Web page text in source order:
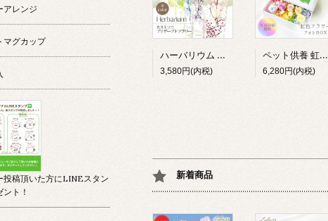
ハーバリウム カスミソウ 8色 プリザーブドフラワー 誕生日 母の日 退職祝い プレゼント ギフト Lulu＊s
3,580円(内税)
ペット供養 虹の彼方 フォトBOX プリザーブドフラワー 写真立て 虹色 お供え お悔やみ メモリアル Lulu＊s
6,280円(内税)
新着商品
アレンジ
マグカップ
投稿頂いた方にLINEスタン
ト！